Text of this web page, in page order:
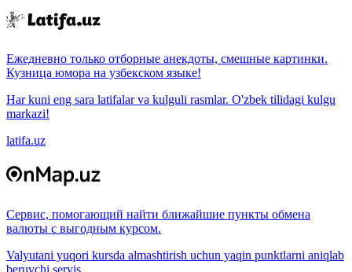
Ежедневно только отборные анекдоты, смешные картинки.
Кузница юмора на узбекском языке!
Har kuni eng sara latifalar va kulguli rasmlar. O'zbek tilidagi kulgu
markazi!
latifa.uz
Сервис, помогающий найти ближайшие пункты обмена
валюты с выгодным курсом.
Valyutani yuqori kursda almashtirish uchun yaqin punktlarni aniqlab
beruvchi servis.